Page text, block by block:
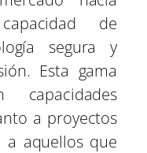
de
segura y
Esta gama
a proyectos
aquellos que